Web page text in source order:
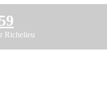
Richelieu